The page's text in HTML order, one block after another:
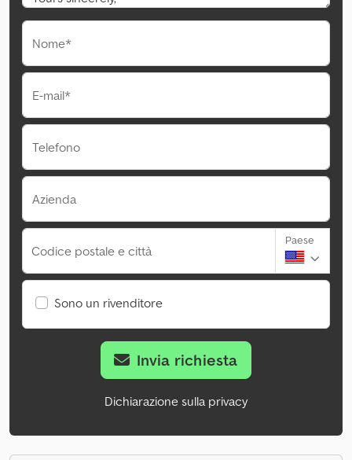
Nome*
E-mail*
Telefono
Azienda
Codice postale e città
Paese
Sono un rivenditore
Invia richiesta
Dichiarazione sulla privacy